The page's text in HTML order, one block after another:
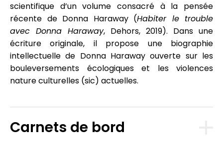
scientifique d’un volume consacré à la pensée
récente de Donna Haraway (Habiter le trouble
avec Donna Haraway, Dehors, 2019). Dans une
écriture originale, il propose une biographie
intellectuelle de Donna Haraway ouverte sur les
bouleversements écologiques et les violences
nature culturelles (sic) actuelles.
Carnets de bord